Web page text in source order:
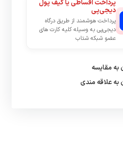
پرداخت اقساطی یا کیف پول
دیجی‌پی
پرداخت هوشمند از طریق درگاه
دیجی‌پی به وسیله کلیه کارت های
عضو شبکه شتاب
به مقایسه
به علاقه مندی